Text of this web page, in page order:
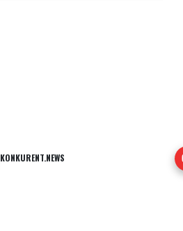
KONKURENT.NEWS